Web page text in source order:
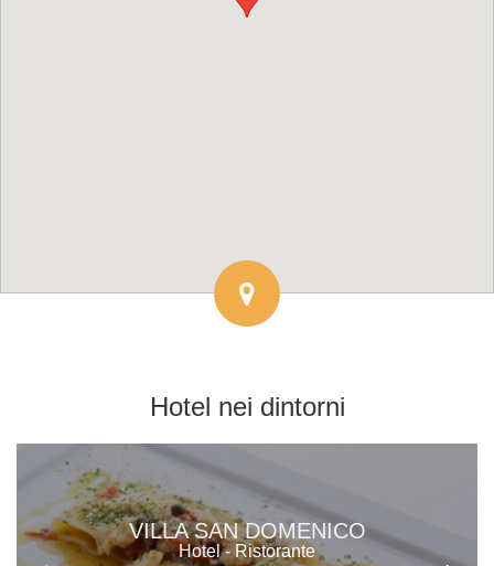
Hotel nei dintorni
VILLA SAN DOMENICO
Hotel - Ristorante